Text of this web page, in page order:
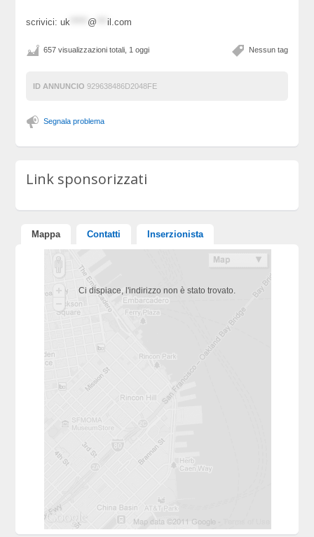
scrivici:uk @ il.com
Nessun tag
657 visualizzazioni totali, 1 oggi
ID ANNUNCIO 929638486D2048FE
Segnala problema
Link sponsorizzati
Mappa Contatti Inserzionista
Ci dispiace, l'indirizzo non è stato trovato.